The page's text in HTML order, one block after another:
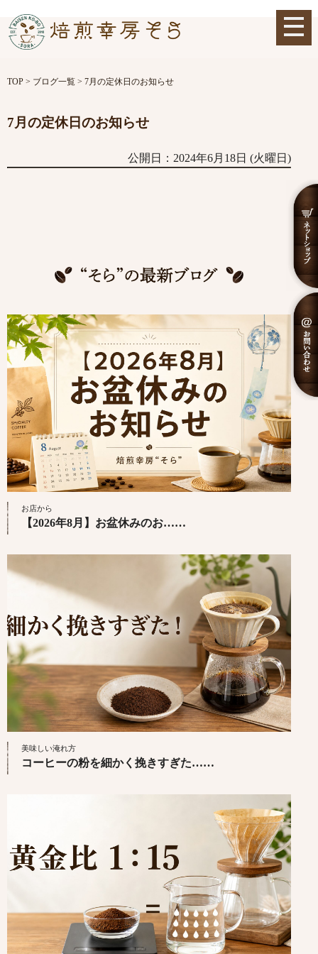
TOP > ブログ一覧 > 7月の定休日のお知らせ
7月の定休日のお知らせ
公開日：2024年6月18日 (火曜日)
お店から
【2026年8月】お盆休みのお……
美味しい淹れ方
コーヒーの粉を細かく挽きすぎた……